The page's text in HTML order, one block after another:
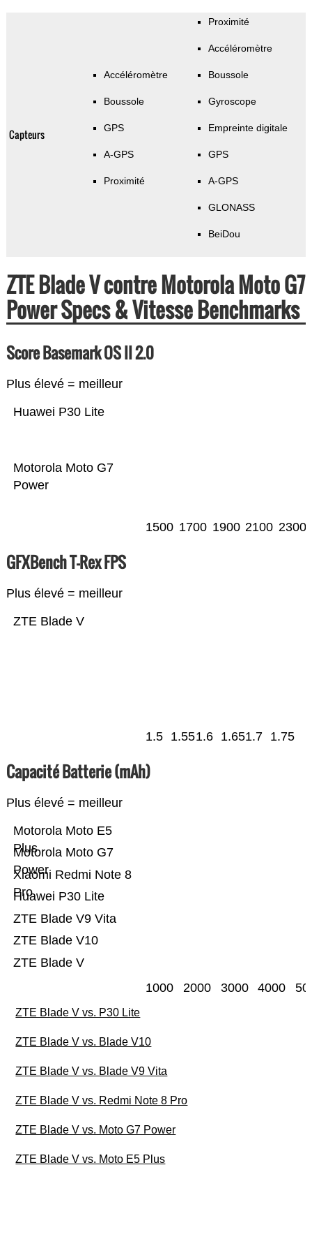
Capteurs
Accéléromètre
Boussole
GPS
A-GPS
Proximité
Proximité
Accéléromètre
Boussole
Gyroscope
Empreinte digitale
GPS
A-GPS
GLONASS
BeiDou
ZTE Blade V contre Motorola Moto G7
Power Specs & Vitesse Benchmarks
Score Basemark OS II 2.0
Plus élevé = meilleur
Motorola Moto G7
Power
Huawei P30 Lite
1500 1700 1900 2100 2300
GFXBench T-Rex FPS
Plus élevé = meilleur
ZTE Blade V
1.5 1.551.6 1.651.7 1.75
Capacité Batterie (mAh)
Plus élevé = meilleur
ZTE Blade V
ZTE Blade V10
ZTE Blade V9 Vita
Huawei P30 Lite
Xiaomi Redmi Note 8
Pro
Motorola Moto G7
Power
Motorola Moto E5
Plus
1000 2000 3000 4000
ZTE Blade V vs. P30 Lite
ZTE Blade V vs. Blade V10
ZTE Blade V vs. Blade V9 Vita
ZTE Blade V vs. Redmi Note 8 Pro
ZTE Blade V vs. Moto G7 Power
ZTE Blade V vs. Moto E5 Plus